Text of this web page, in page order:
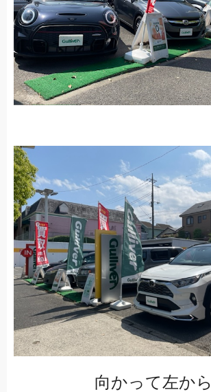
向かって左から